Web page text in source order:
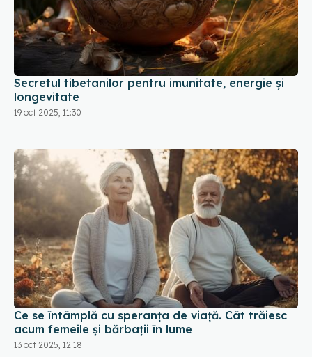
Secretul tibetanilor pentru imunitate, energie și
longevitate
19 oct 2025, 11:30
Ce se întâmplă cu speranța de viață. Cât trăiesc
acum femeile și bărbații în lume
13 oct 2025, 12:18